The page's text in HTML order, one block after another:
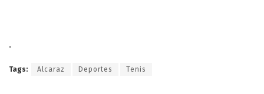
.
Tags: Alcaraz Deportes Tenis